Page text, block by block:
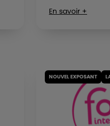
En savoir +
NOUVEL EXPOSANT